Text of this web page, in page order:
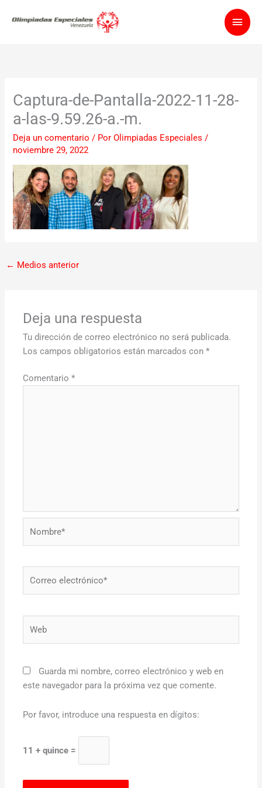
Captura-de-Pantalla-2022-11-28-
a-las-9.59.26-a.-m.
Deja un comentario / PorOlimpiadas Especiales/
noviembre 29, 2022
← Medios anterior
Deja una respuesta
Tu dirección de correo electrónico no será publicada.
Los campos obligatorios están marcados con*
Comentario*
Guarda mi nombre, correo electrónico y web en
este navegador para la próxima vez que comente.
Por favor, introduce una respuesta en dígitos:
11 + quince =